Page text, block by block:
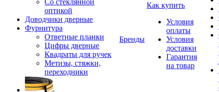
Со стеклянной
оптикой
Доводчики дверные
Фурнитура
Ответные планки
Цифры дверные
Квадраты для ручек
Метизы, стяжки,
переходники
Бренды
Как купить
Условия
оплаты
Условия
доставки
Гарантия
на товар